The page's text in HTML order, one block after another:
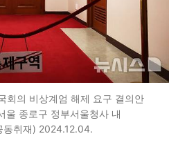
회의 비상계엄 해제 요구 결의안
울 종로구 정부서울청사 내
동취재) 2024.12.04.